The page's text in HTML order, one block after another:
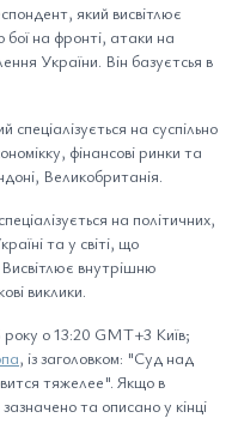
який висвітлює
бої на фронті, атаки на
України. Він базуєтсья в
на суспільно
фінансові ринки та
Великобританія.
на політичних,
та у світі, що
внутрішню
виклики.
о 13:20 GMT+3 Київ;
, із заголовком: "Суд над
тяжелее". Якщо в
та описано у кінці